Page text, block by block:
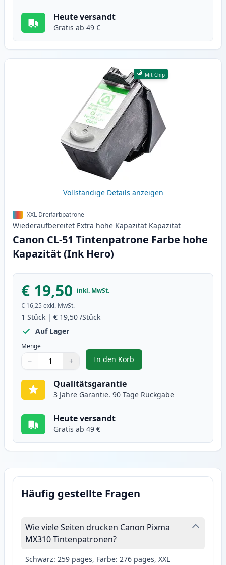
Heute versandt
Gratis ab 49 €
Mit Chip
Vollständige Details anzeigen
XXL Dreifarbpatrone
Wiederaufbereitet Extra hohe Kapazität Kapazität
Canon CL-51 Tintenpatrone Farbe hohe
Kapazität (Ink Hero)
€ 19,50 inkl. MwSt.
€ 16,25 exkl. MwSt.
1 Stück | € 19,50 /Stück
Auf Lager
Menge
Verwenden Sie die Tasten, um anzupassen
− +
1
In den Korb
, Canon CL-51 Tintenpatrone
Qualitätsgarantie
3 Jahre Garantie. 90 Tage Rückgabe
Heute versandt
Gratis ab 49 €
Häufig gestellte Fragen
Wie viele Seiten drucken Canon Pixma
MX310 Tintenpatronen?
Schwarz: 259 pages, Farbe: 276 pages, XXL